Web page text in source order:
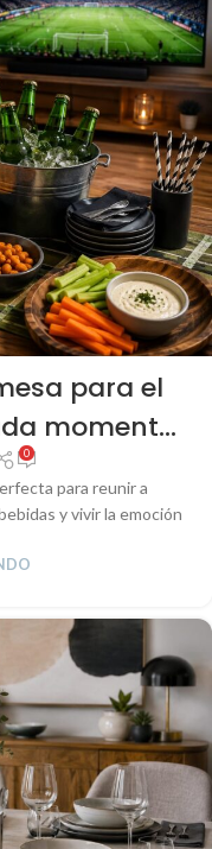
para el
momento
0
para reunir a
y vivir la emoción